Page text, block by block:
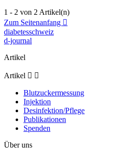
1 - 2 von 2 Artikel(n)
Zum Seitenanfang 
diabetesschweiz
d-journal
Artikel
Artikel  
Blutzuckermessung
Injektion
Desinfektion/Pflege
Publikationen
Spenden
Über uns